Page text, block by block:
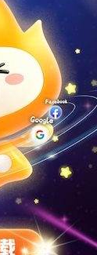
狂飙加速器
一元机场
白鲸加速器
速器官网
outline